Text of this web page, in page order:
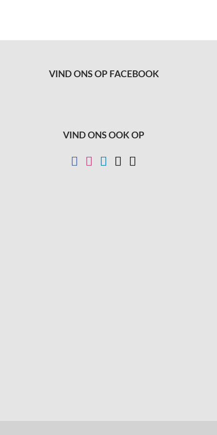
VIND ONS OP FACEBOOK
VIND ONS OOK OP